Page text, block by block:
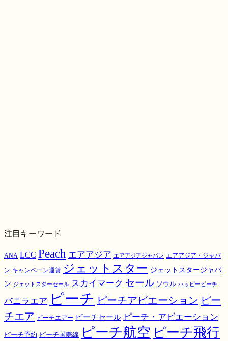
注目キーワード
ANA LCC Peach エアアジア エアアジアジャパン エアアジア・ジャパ
ン キャンペーン運賃 ジェットスター ジェットスタージャパ
ン ジェットスターセール スカイマーク セール ソウル ハッピーピーチ
バニラエア ピーチ ピーチアビエーション ピー
チエア ピーチエアー ピーチセール ピーチ・アビエーション
ピーチ予約 ピーチ国際線 ピーチ航空 ピーチ飛行